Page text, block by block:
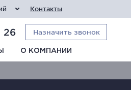
Контакты
26 Назначить звонок
О КОМПАНИИ